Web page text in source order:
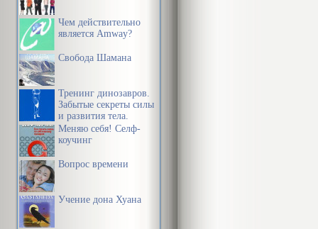
Чем действительно
является Amway?
Свобода Шамана
Тренинг динозавров.
Забытые секреты силы
и развития тела.
Меняю себя! Селф-
коучинг
Вопрос времени
Учение дона Хуана